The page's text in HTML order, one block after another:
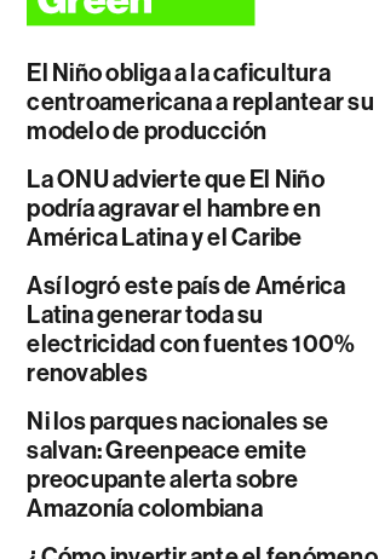
El Niño obliga a la caficultura
centroamericana a replantear su
modelo de producción
La ONU advierte que El Niño
podría agravar el hambre en
América Latina y el Caribe
Así logró este país de América
Latina generar toda su
electricidad con fuentes 100%
renovables
Ni los parques nacionales se
salvan: Greenpeace emite
preocupante alerta sobre
Amazonía colombiana